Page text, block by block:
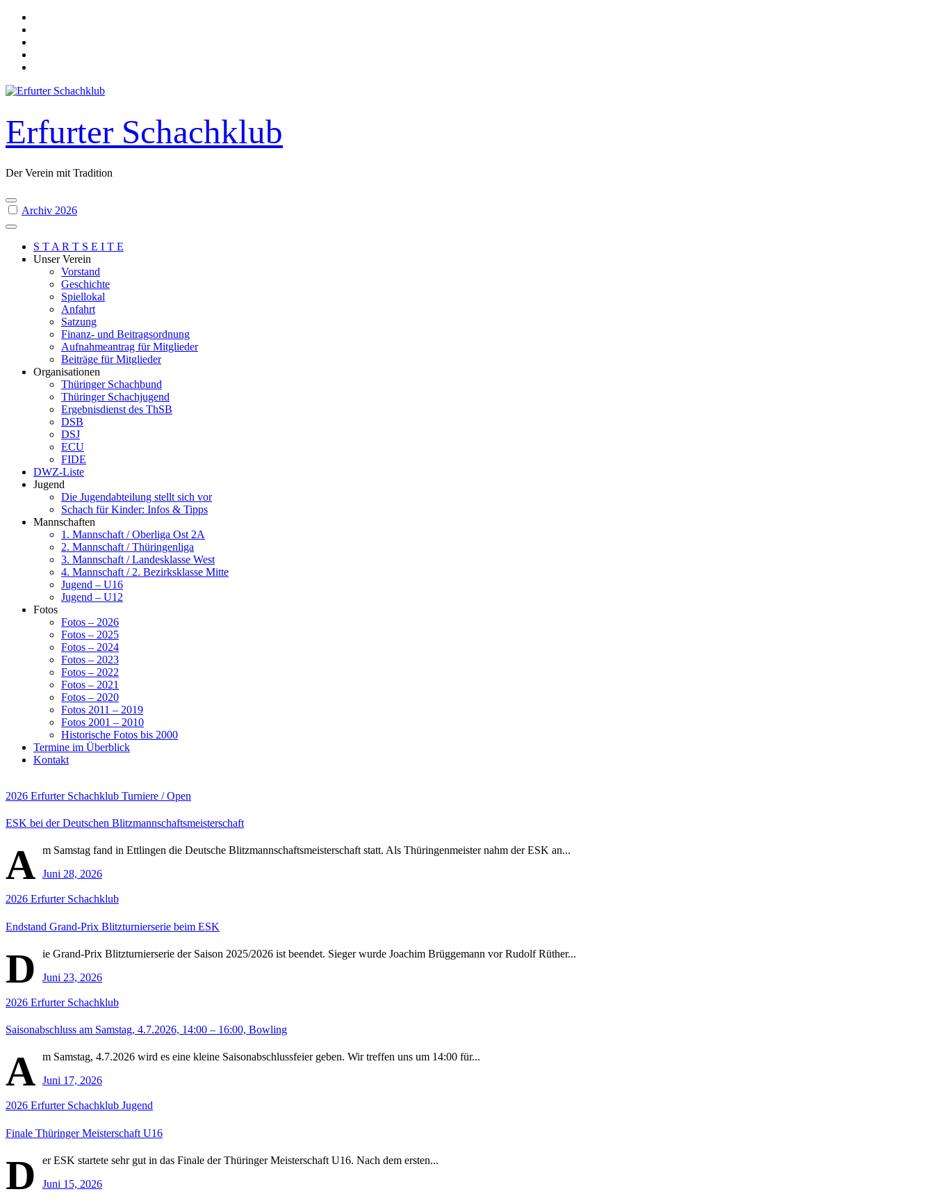
Skip
content
Erfurter Schachklub
Der Verein mit Tradition
Archiv 2026
S T A R T S E I T E
Unser Verein
Vorstand
Geschichte
Spiellokal
Anfahrt
Satzung
Finanz- und Beitragsordnung
Aufnahmeantrag für Mitglieder
Beiträge für Mitglieder
Organisationen
Thüringer Schachbund
Thüringer Schachjugend
Ergebnisdienst des ThSB
DSB
DSJ
ECU
FIDE
DWZ-Liste
Jugend
Die Jugendabteilung stellt sich vor
Schach für Kinder: Infos & Tipps
Mannschaften
1. Mannschaft / Oberliga Ost 2A
2. Mannschaft / Thüringenliga
3. Mannschaft / Landesklasse West
4. Mannschaft / 2. Bezirksklasse Mitte
Jugend – U16
Jugend – U12
Fotos
Fotos – 2026
Fotos – 2025
Fotos – 2024
Fotos – 2023
Fotos – 2022
Fotos – 2021
Fotos – 2020
Fotos 2011 – 2019
Fotos 2001 – 2010
Historische Fotos bis 2000
Termine im Überblick
Kontakt
2026 Erfurter Schachklub Turniere / Open
ESK bei der Deutschen Blitzmannschaftsmeisterschaft
A m Samstag fand in Ettlingen die Deutsche Blitzmannschaftsmeisterschaft statt. Als Thüringenmeister nahm der ESK an...
Juni 28, 2026
2026 Erfurter Schachklub
Endstand Grand-Prix Blitzturnierserie beim ESK
D
ie Grand-Prix Blitzturnierserie der Saison 2025/2026 ist beendet. Sieger wurde Joachim Brüggemann vor Rudolf Rüther...
Juni 23, 2026
2026 Erfurter Schachklub
Saisonabschluss am Samstag, 4.7.2026, 14:00 – 16:00, Bowling
A m Samstag, 4.7.2026 wird es eine kleine Saisonabschlussfeier geben. Wir treffen uns um 14:00 für...
Juni 17, 2026
2026 Erfurter Schachklub Jugend
Finale Thüringer Meisterschaft U16
D
er ESK startete sehr gut in das Finale der Thüringer Meisterschaft U16. Nach dem ersten...
Juni 15, 2026